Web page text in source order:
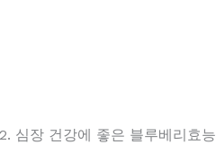
심장 건강에 좋은 블루베리효능